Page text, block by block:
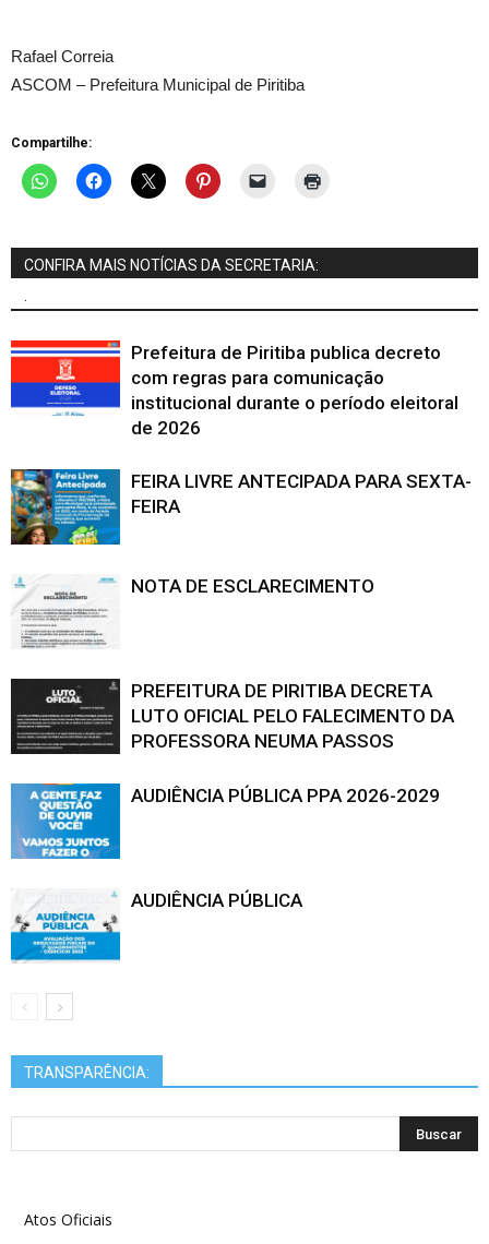
Rafael Correia
ASCOM – Prefeitura Municipal de Piritiba
Compartilhe:
CONFIRA MAIS NOTÍCIAS DA SECRETARIA:
Prefeitura de Piritiba publica decreto
com regras para comunicação
institucional durante o período eleitoral
de 2026
FEIRA LIVRE ANTECIPADA PARA SEXTA-
FEIRA
NOTA DE ESCLARECIMENTO
PREFEITURA DE PIRITIBA DECRETA
LUTO OFICIAL PELO FALECIMENTO DA
PROFESSORA NEUMA PASSOS
AUDIÊNCIA PÚBLICA PPA 2026-2029
AUDIÊNCIA PÚBLICA
TRANSPARÊNCIA:
Atos Oficiais